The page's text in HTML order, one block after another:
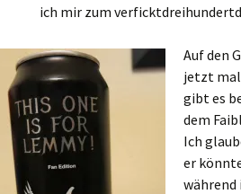
ich mir zum
Auf den
jetzt mal
gibt es
dem
Ich
er
während